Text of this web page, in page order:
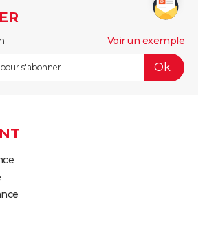
Voir un exemple